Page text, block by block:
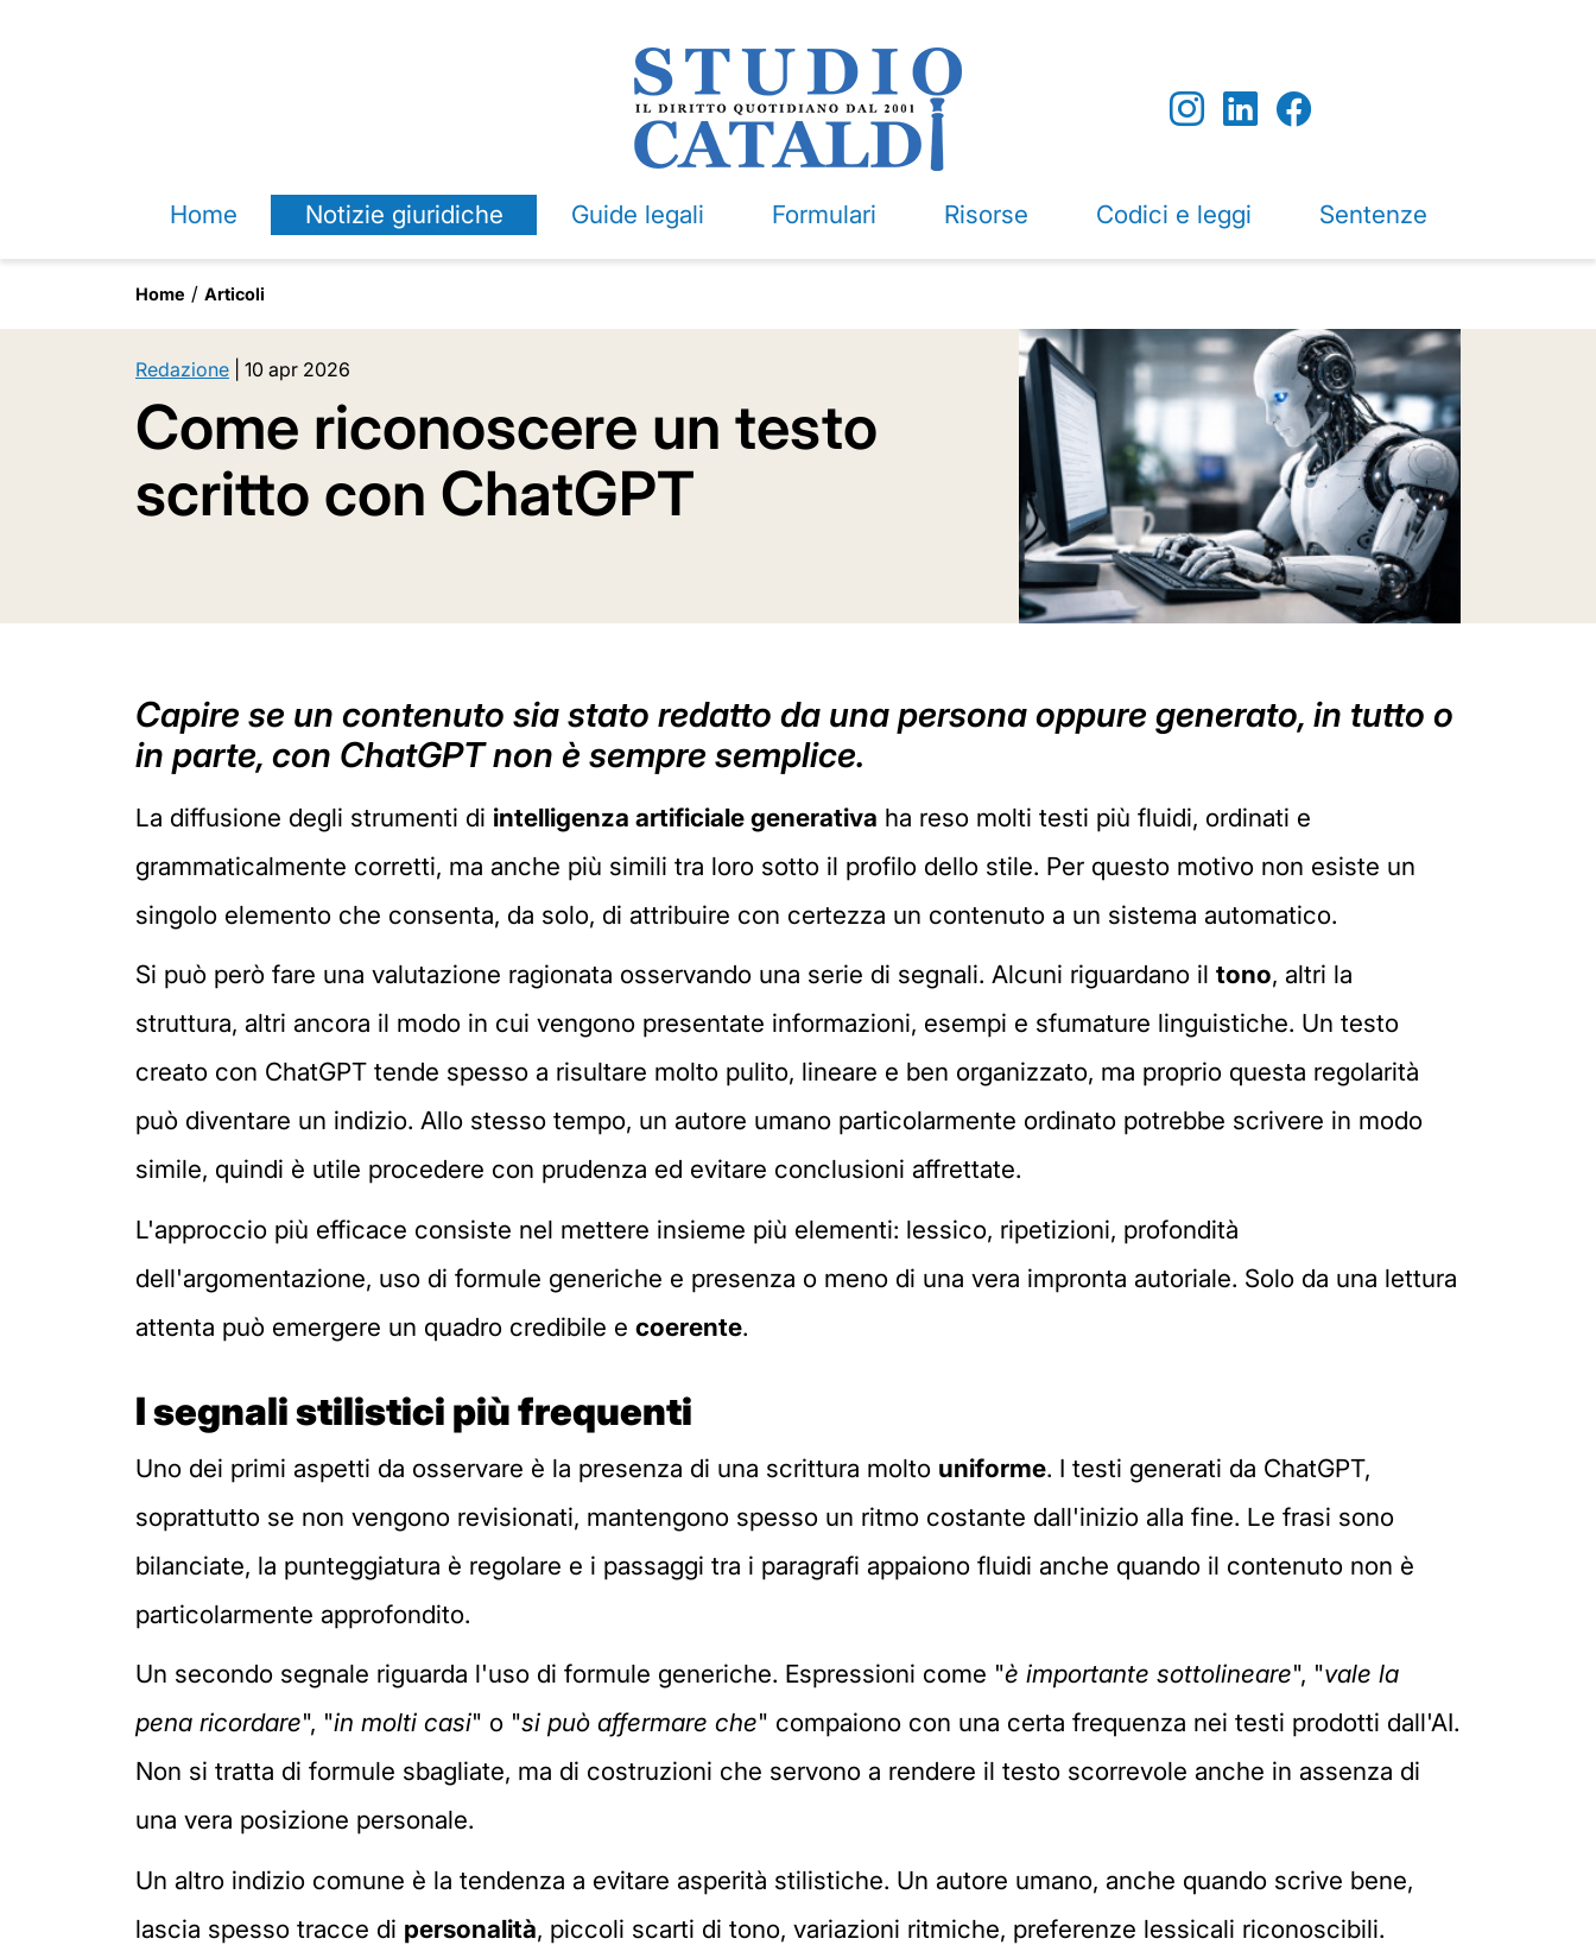
Home Notizie giuridiche Guide legali Formulari Risorse Codici e leggi Sentenze
Home Articoli
Redazione 10 apr 2026
Come riconoscere un testo
scritto con ChatGPT
Capire se un contenuto sia stato redatto da una persona oppure generato, in tutto o
in parte, con ChatGPT non è sempre semplice.
La diffusione degli strumenti di intelligenza artificiale generativa ha reso molti testi più fluidi, ordinati e
grammaticalmente corretti, ma anche più simili tra loro sotto il profilo dello stile. Per questo motivo non esiste un
singolo elemento che consenta, da solo, di attribuire con certezza un contenuto a un sistema automatico.
Si può però fare una valutazione ragionata osservando una serie di segnali. Alcuni riguardano il tono, altri la
struttura, altri ancora il modo in cui vengono presentate informazioni, esempi e sfumature linguistiche. Un testo
creato con ChatGPT tende spesso a risultare molto pulito, lineare e ben organizzato, ma proprio questa regolarità
può diventare un indizio. Allo stesso tempo, un autore umano particolarmente ordinato potrebbe scrivere in modo
simile, quindi è utile procedere con prudenza ed evitare conclusioni affrettate.
L'approccio più efficace consiste nel mettere insieme più elementi: lessico, ripetizioni, profondità
dell'argomentazione, uso di formule generiche e presenza o meno di una vera impronta autoriale. Solo da una lettura
attenta può emergere un quadro credibile e coerente.
I segnali stilistici più frequenti
Uno dei primi aspetti da osservare è la presenza di una scrittura molto uniforme. I testi generati da ChatGPT,
soprattutto se non vengono revisionati, mantengono spesso un ritmo costante dall'inizio alla fine. Le frasi sono
bilanciate, la punteggiatura è regolare e i passaggi tra i paragrafi appaiono fluidi anche quando il contenuto non è
particolarmente approfondito.
Un secondo segnale riguarda l'uso di formule generiche. Espressioni come "è importante sottolineare", "vale la
pena ricordare", "in molti casi" o "si può affermare che" compaiono con una certa frequenza nei testi prodotti dall'AI.
Non si tratta di formule sbagliate, ma di costruzioni che servono a rendere il testo scorrevole anche in assenza di
una vera posizione personale.
Un altro indizio comune è la tendenza a evitare asperità stilistiche. Un autore umano, anche quando scrive bene,
lascia spesso tracce di personalità, piccoli scarti di tono, variazioni ritmiche, preferenze lessicali riconoscibili.